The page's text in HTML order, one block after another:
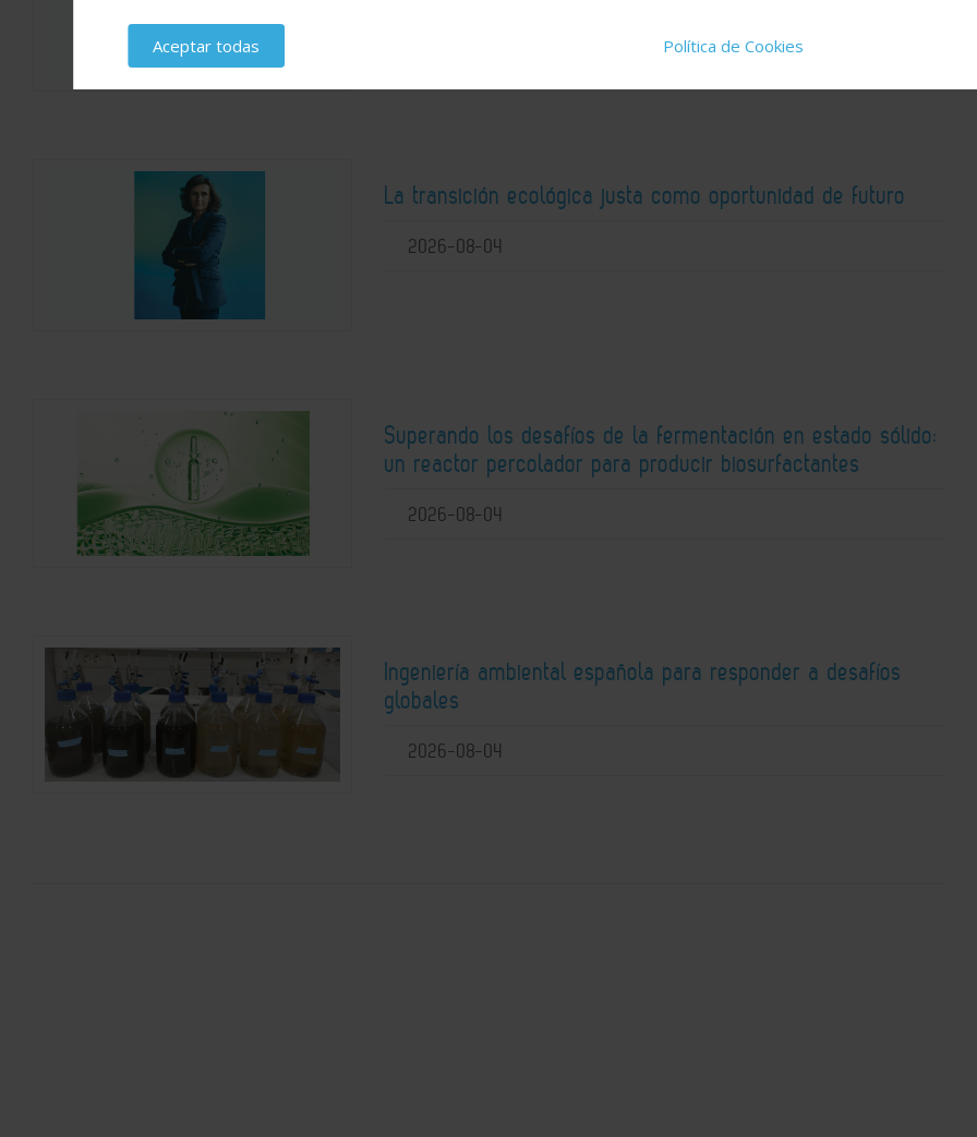
La transición ecológica justa como oportunidad de futuro
2026-08-04
Superando los desafíos de la fermentación en estado sólido:
un reactor percolador para producir biosurfactantes
2026-08-04
Ingeniería ambiental española para responder a desafíos
globales
2026-08-04
Aceptar todas Política de Cookies